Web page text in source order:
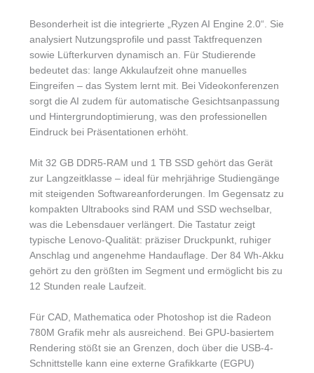
Besonderheit ist die integrierte „Ryzen AI Engine 2.0“. Sie
analysiert Nutzungsprofile und passt Taktfrequenzen
sowie Lüfterkurven dynamisch an. Für Studierende
bedeutet das: lange Akkulaufzeit ohne manuelles
Eingreifen – das System lernt mit. Bei Videokonferenzen
sorgt die AI zudem für automatische Gesichtsanpassung
und Hintergrundoptimierung, was den professionellen
Eindruck bei Präsentationen erhöht.
Mit 32 GB DDR5-RAM und 1 TB SSD gehört das Gerät
zur Langzeitklasse – ideal für mehrjährige Studiengänge
mit steigenden Softwareanforderungen. Im Gegensatz zu
kompakten Ultrabooks sind RAM und SSD wechselbar,
was die Lebensdauer verlängert. Die Tastatur zeigt
typische Lenovo-Qualität: präziser Druckpunkt, ruhiger
Anschlag und angenehme Handauflage. Der 84 Wh-Akku
gehört zu den größten im Segment und ermöglicht bis zu
12 Stunden reale Laufzeit.
Für CAD, Mathematica oder Photoshop ist die Radeon
780M Grafik mehr als ausreichend. Bei GPU-basiertem
Rendering stößt sie an Grenzen, doch über die USB-4-
Schnittstelle kann eine externe Grafikkarte (EGPU)